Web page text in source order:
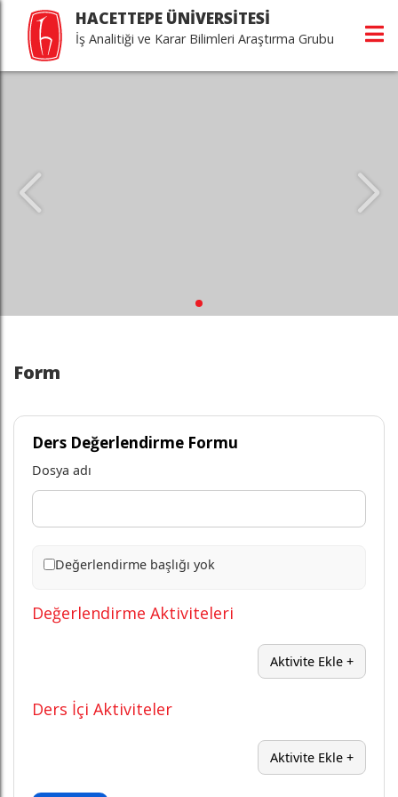
HACETTEPE ÜNİVERSİTESİ
İş Analitiği ve Karar Bilimleri Araştırma Grubu
Form
Ders Değerlendirme Formu
Dosya adı
Değerlendirme başlığı yok
Değerlendirme Aktiviteleri
Aktivite Ekle +
Ders İçi Aktiviteler
Aktivite Ekle +